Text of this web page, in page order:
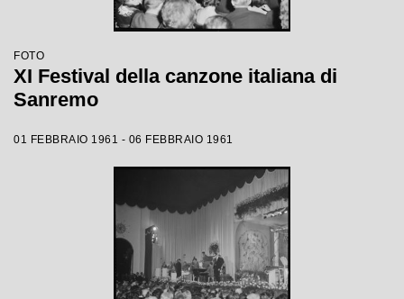
FOTO
XI Festival della canzone italiana di
Sanremo
01 FEBBRAIO 1961 - 06 FEBBRAIO 1961